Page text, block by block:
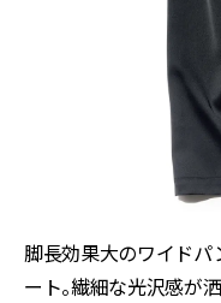
脚長効果大のワイド
ート。繊細な光沢感が